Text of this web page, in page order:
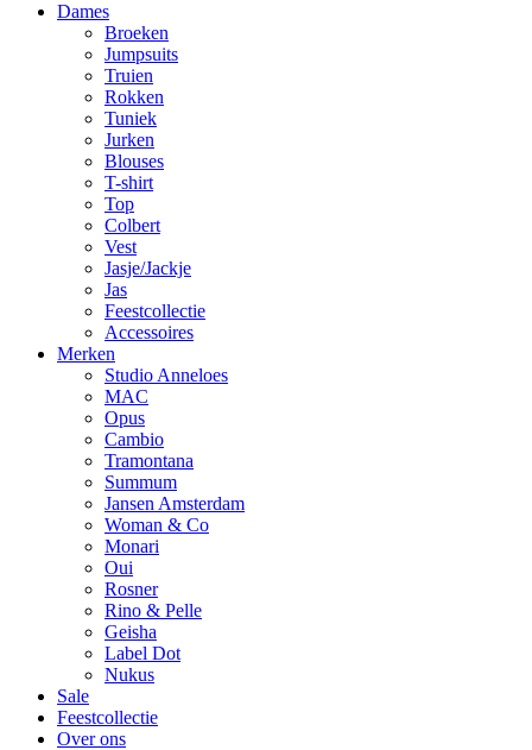
Dames
Broeken
Jumpsuits
Truien
Rokken
Tuniek
Jurken
Blouses
T-shirt
Top
Colbert
Vest
Jasje/Jackje
Jas
Feestcollectie
Accessoires
Merken
Studio Anneloes
MAC
Opus
Cambio
Tramontana
Summum
Jansen Amsterdam
Woman & Co
Monari
Oui
Rosner
Rino & Pelle
Geisha
Label Dot
Nukus
Sale
Feestcollectie
Over ons